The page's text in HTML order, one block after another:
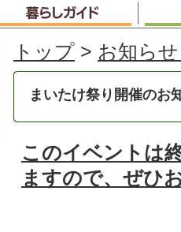
トップ > お知ら
まいたけ祭り開催のお
このイベントは
ますので、ぜひ